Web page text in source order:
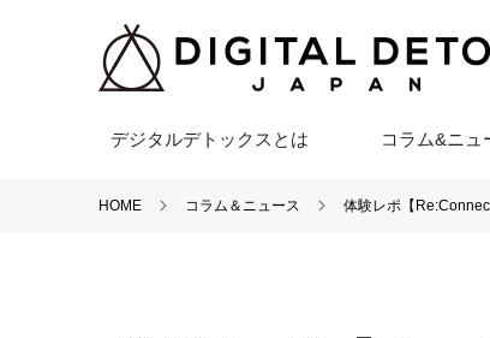
デジタルデトックスとは コラム&ニュ
HOME コラム＆ニュース 体験レポ【